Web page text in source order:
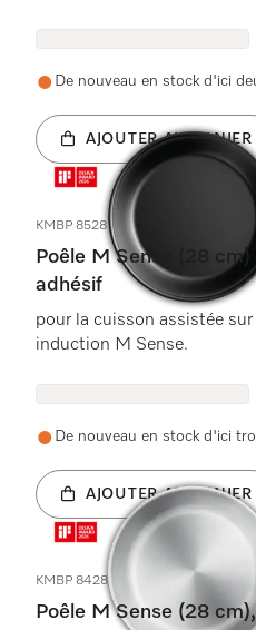
De nouveau en stock d'ici
AJOUTER AU PANIER
KMBP 8528
Poêle M Sense (28
adhésif
pour la cuisson assistée
induction M Sense.
De nouveau en stock d'ici
AJOUTER AU PANIER
KMBP 8428
Poêle M Sense (28